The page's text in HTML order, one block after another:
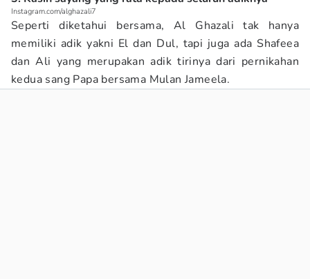
Instagram.com/alghazali7
Seperti diketahui bersama, Al Ghazali tak hanya
memiliki adik yakni El dan Dul, tapi juga ada Shafeea
dan Ali yang merupakan adik tirinya dari pernikahan
kedua sang Papa bersama Mulan Jameela.